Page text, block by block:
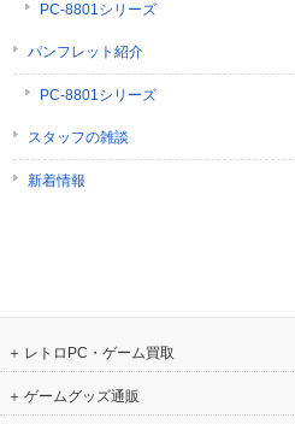
PC-8801シリーズ
パンフレット紹介
PC-8801シリーズ
スタッフの雑談
新着情報
レトロPC・ゲーム買取
ゲームグッズ通販